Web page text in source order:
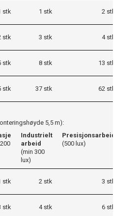
stk 1 stk 2 stk
stk 3 stk 4 stk
stk 8 stk 13 stk
stk 37 stk 62 stk
5,5 m):
Industrielt
arbeid
(min 300
lux)
Presisjonsarbeid
(500 lux)
stk 2 stk 3 stk
stk 4 stk 6 stk